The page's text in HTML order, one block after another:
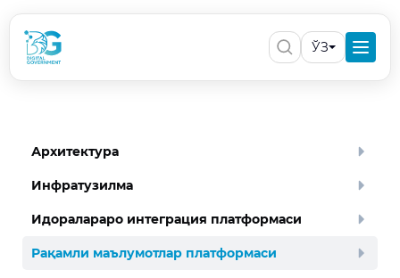
ЎЗ
Архитектура
Инфратузилма
Идоралараро интеграция платформаси
Рақамли маълумотлар платформаси